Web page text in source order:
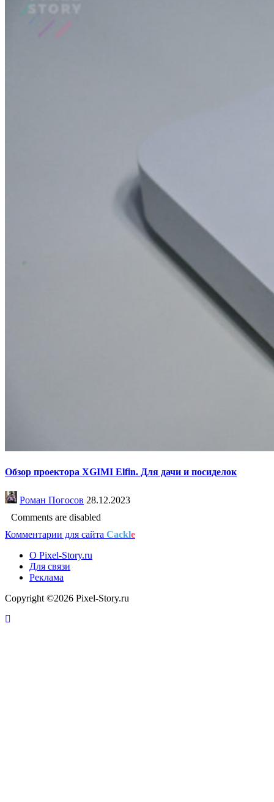
Обзор проектора XGIMI Elfin. Для дачи и посиделок
Роман Погосов 28.12.2023
Comments are disabled
Комментарии для сайта Cackle
О Pixel-Story.ru
Для связи
Реклама
Copyright ©2026 Pixel-Story.ru